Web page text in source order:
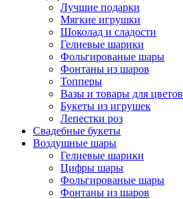
Лучшие подарки
Мягкие игрушки
Шоколад и сладости
Гелиевые шарики
Фольгированые шары
Фонтаны из шаров
Топперы
Вазы и товары для цветов
Букеты из игрушек
Лепестки роз
Свадебные букеты
Воздушные шары
Гелиевые шарики
Цифры шары
Фольгированые шары
Фонтаны из шаров